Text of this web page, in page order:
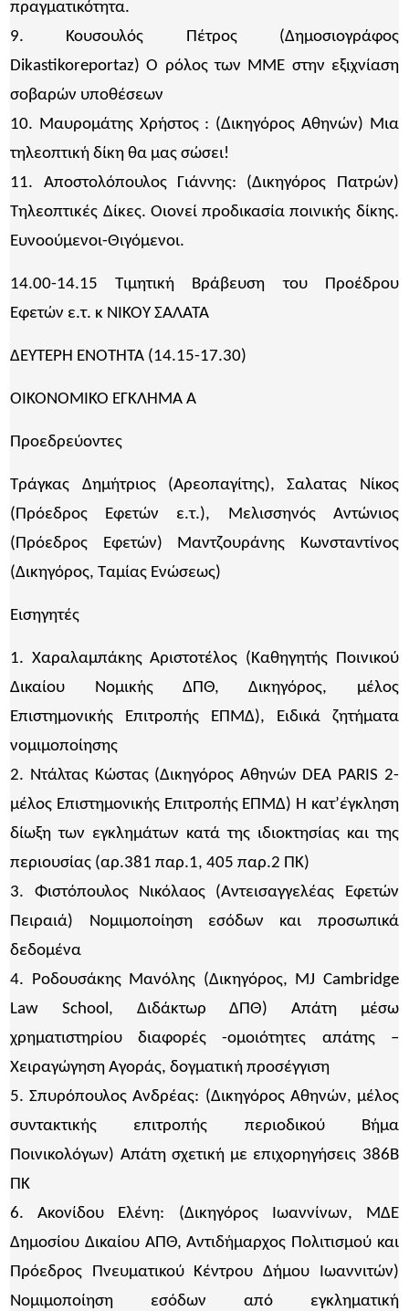
πραγματικότητα.
9. Κουσουλός Πέτρος (Δημοσιογράφος
Dikastikoreportaz) Ο ρόλος των ΜΜΕ στην εξιχνίαση
σοβαρών υποθέσεων
10. Μαυρομάτης Χρήστος : (Δικηγόρος Αθηνών) Μια
τηλεοπτική δίκη θα μας σώσει!
11. Αποστολόπουλος Γιάννης: (Δικηγόρος Πατρών)
Τηλεοπτικές Δίκες. Οιονεί προδικασία ποινικής δίκης.
Ευνοούμενοι-Θιγόμενοι.
14.00-14.15 Τιμητική Βράβευση του Προέδρου
Εφετών ε.τ. κ ΝΙΚΟΥ ΣΑΛΑΤΑ
ΔΕΥΤΕΡΗ ΕΝΟΤΗΤΑ (14.15-17.30)
ΟΙΚΟΝΟΜΙΚΟ ΕΓΚΛΗΜΑ Α
Προεδρεύοντες
Τράγκας Δημήτριος (Αρεοπαγίτης), Σαλατας Νίκος
(Πρόεδρος Εφετών ε.τ.), Μελισσηνός Αντώνιος
(Πρόεδρος Εφετών) Μαντζουράνης Κωνσταντίνος
(Δικηγόρος, Ταμίας Ενώσεως)
Εισηγητές
1. Χαραλαμπάκης Αριστοτέλος (Καθηγητής Ποινικού
Δικαίου Νομικής ΔΠΘ, Δικηγόρος, μέλος
Επιστημονικής Επιτροπής ΕΠΜΔ), Ειδικά ζητήματα
νομιμοποίησης
2. Ντάλτας Κώστας (Δικηγόρος Αθηνών DEA PARIS 2-
μέλος Επιστημονικής Επιτροπής ΕΠΜΔ) Η κατ’έγκληση
δίωξη των εγκλημάτων κατά της ιδιοκτησίας και της
περιουσίας (αρ.381 παρ.1, 405 παρ.2 ΠΚ)
3. Φιστόπουλος Νικόλαος (Αντεισαγγελέας Εφετών
Πειραιά) Νομιμοποίηση εσόδων και προσωπικά
δεδομένα
4. Ροδουσάκης Μανόλης (Δικηγόρος, MJ Cambridge
Law School, Διδάκτωρ ΔΠΘ) Απάτη μέσω
χρηματιστηρίου διαφορές -ομοιότητες απάτης –
Χειραγώγηση Αγοράς, δογματική προσέγγιση
5. Σπυρόπουλος Ανδρέας: (Δικηγόρος Αθηνών, μέλος
συντακτικής επιτροπής περιοδικού Βήμα
Ποινικολόγων) Απάτη σχετική με επιχορηγήσεις 386Β
ΠΚ
6. Ακονίδου Ελένη: (Δικηγόρος Ιωαννίνων, ΜΔΕ
Δημοσίου Δικαίου ΑΠΘ, Αντιδήμαρχος Πολιτισμού και
Πρόεδρος Πνευματικού Κέντρου Δήμου Ιωαννιτών)
Νομιμοποίηση εσόδων από εγκληματική